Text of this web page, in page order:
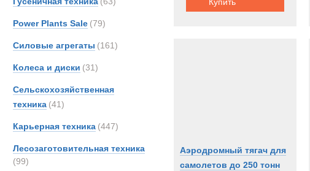
Power Plants Sale (79)
Силовые агрегаты (161)
Колеса и диски (31)
Сельскохозяйственная
техника (41)
Карьерная техника (447)
Лесозаготовительная техника
(99)
Аэродромный тягач для
самолетов до 250 тонн